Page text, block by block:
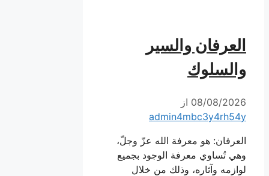
العرفان والسیر
والسلوك
08/08/2026 از
admin4mbc3y4rh54y
العرفان: هو معرفة الله عزّ وجلّ،
وهي تُساوي معرفة الوجود بجميع
لوازمه وآثاره، وذلك من خلال